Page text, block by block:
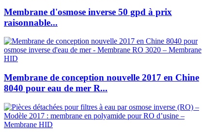
Membrane d'osmose inverse 50 gpd à prix
raisonnable...
Membrane de conception nouvelle 2017 en Chine
8040 pour eau de mer R...